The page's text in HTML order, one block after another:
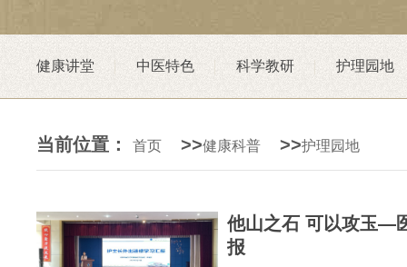
健康讲堂 中医特色 科学教研 护理园地
当前位置： 首页 >>健康科普 >>护理园地
他山之石 可以攻玉—医院开展2023年第一期护士长外出进修学习汇
报